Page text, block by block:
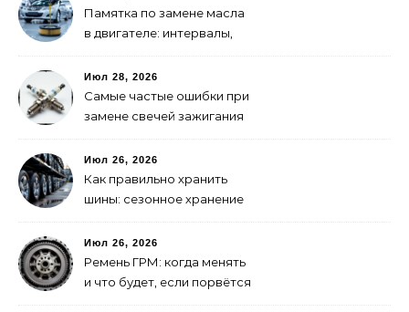
Памятка по замене масла
в двигателе: интервалы,
Июл 28, 2026
Самые частые ошибки при
замене свечей зажигания
Июл 26, 2026
Как правильно хранить
шины: сезонное хранение
Июл 26, 2026
Ремень ГРМ: когда менять
и что будет, если порвётся